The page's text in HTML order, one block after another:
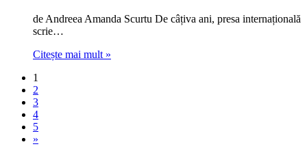
de Andreea Amanda Scurtu De câțiva ani, presa internațională
scrie…
Citește mai mult »
1
2
3
4
5
»